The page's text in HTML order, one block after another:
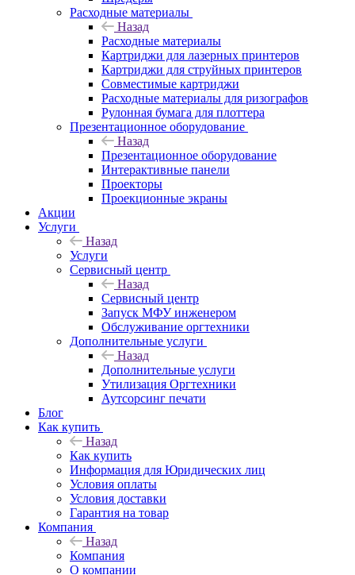
Расходные материалы
Назад
Расходные материалы
Картриджи для лазерных принтеров
Картриджи для струйных принтеров
Совместимые картриджи
Расходные материалы для ризографов
Рулонная бумага для плоттера
Презентационное оборудование
Назад
Презентационное оборудование
Интерактивные панели
Проекторы
Проекционные экраны
Акции
Услуги
Назад
Услуги
Сервисный центр
Назад
Сервисный центр
Запуск МФУ инженером
Обслуживание оргтехники
Дополнительные услуги
Назад
Дополнительные услуги
Утилизация Оргтехники
Аутсорсинг печати
Блог
Как купить
Назад
Как купить
Информация для Юридических лиц
Условия оплаты
Условия доставки
Гарантия на товар
Компания
Назад
Компания
О компании